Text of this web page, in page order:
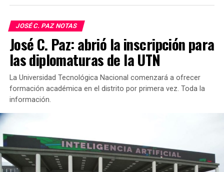
Comenzaron las obras de refacción en el Centro de
Salud Dr. Springolo de Morón
JOSÉ C. PAZ NOTAS
José C. Paz: abrió la inscripción para
las diplomaturas de la UTN
La Universidad Tecnológica Nacional comenzará a ofrecer
formación académica en el distrito por primera vez. Toda la
información.